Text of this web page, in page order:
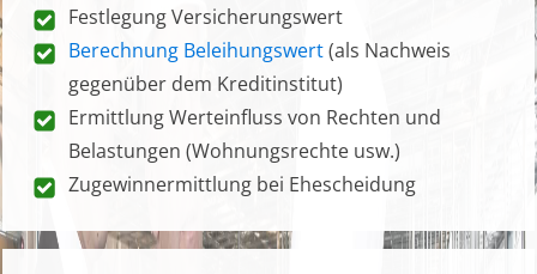
Festlegung Versicherungswert
Berechnung Beleihungswert(als Nachweis
gegenüber dem Kreditinstitut)
Ermittlung Werteinfluss von Rechten und
Belastungen (Wohnungsrechte usw.)
Zugewinnermittlung bei Ehescheidung